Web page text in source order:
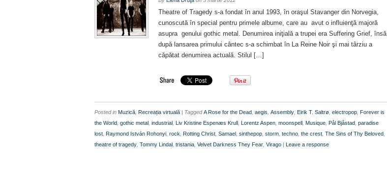
Theatre of Tragedy s-a fondat în anul 1993, în oraşul Stavanger din Norvegia,
cunoscută în special pentru primele albume, care au avut o influienţă majoră
asupra genului gothic metal. Denumirea iniţială a trupei era Suffering Grief, însă
după lansarea primului cântec s-a schimbat în La Reine Noir şi mai târziu a
căpătat denumirea actuală. Stilul […]
Posted in Muzică Recreația virtuală | TaggedA Rose for the Dead aegis Assembly Eirik T. Saltrø electropop Forever is
the World gothic metal industrial Liv Kristine Espenæs Krull Lorentz Aspen moonspell Musique Pål Bjåstad paradise
lost Raymond István Rohonyi rock Rotting Christ Samael sinthepop storm techno the crest The Sins of Thy Beloved
theatre of tragedy Tommy Lindal tristania Velvet Darkness They Fear Virago | Leave a response